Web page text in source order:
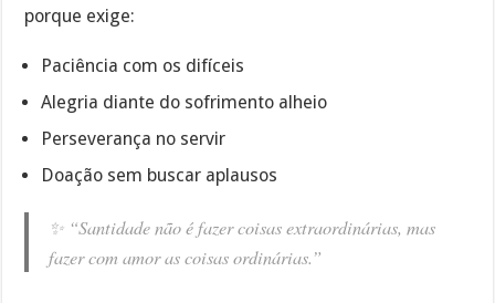
porque exige:
Paciência com os difíceis
Alegria diante do sofrimento alheio
Perseverança no servir
Doação sem buscar aplausos
✨ “Santidade não é fazer coisas extraordinárias, mas
fazer com amor as coisas ordinárias.”